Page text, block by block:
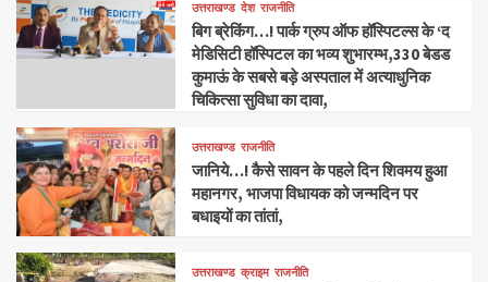
उत्तराखण्ड देश राजनीति
बिग ब्रेकिंग…! पार्क ग्रुप ऑफ हॉस्पिटल्स के ‘द
मेडिसिटी हॉस्पिटल का भव्य शुभारम्भ,330 बेडड
कुमाऊं के सबसे बड़े अस्पताल में अत्याधुनिक
चिकित्सा सुविधा का दावा,
उत्तराखण्ड राजनीति
जानिये…! कैसे सावन के पहले दिन शिवमय हुआ
महानगर, भाजपा विधायक को जन्मदिन पर
बधाइयों का तांतां,
उत्तराखण्ड क्राइम राजनीति